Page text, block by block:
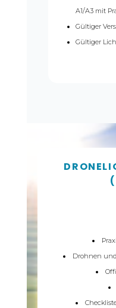
A1/A3 mit
Gültiger
Gültiger
Drohnen